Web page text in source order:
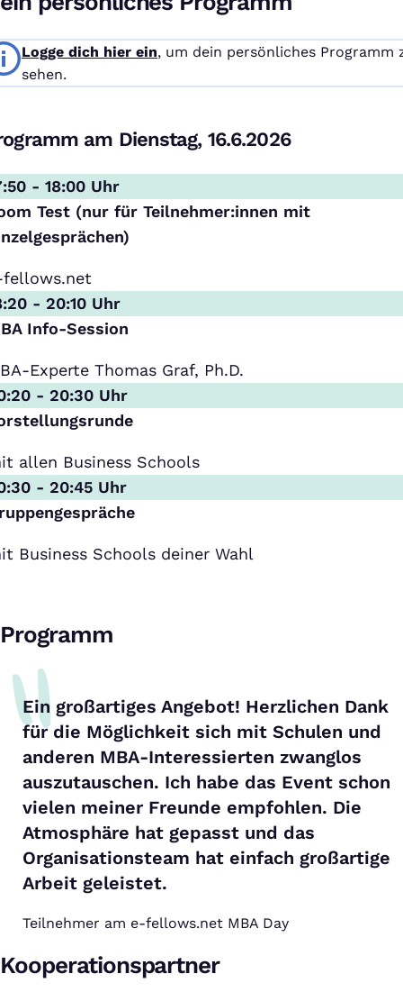
Logge dich hier ein, um dein persönliches Programm
sehen.
am Dienstag, 16.6.2026
- 18:00 Uhr
Test (nur für Teilnehmer:innen mit
- 20:10 Uhr
Info-Session
Experte Thomas Graf, Ph.D.
- 20:30 Uhr
allen Business Schools
- 20:45 Uhr
Business Schools deiner Wahl
Programm
Ein großartiges Angebot! Herzlichen Dank
für die Möglichkeit sich mit Schulen und
anderen MBA-Interessierten zwanglos
auszutauschen. Ich habe das Event schon
vielen meiner Freunde empfohlen. Die
Atmosphäre hat gepasst und das
Organisationsteam hat einfach großartige
Arbeit geleistet.
Teilnehmer am e-fellows.net MBA Day
Kooperationspartner